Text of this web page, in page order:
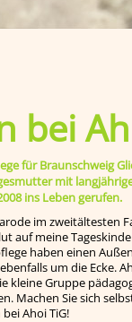
bei
für Braunschweig
mit
ins Leben gerufen.
im zweitältesten
auf meine
haben einen
um die Ecke.
kleine Gruppe
Machen Sie sich
Ahoi TiG!